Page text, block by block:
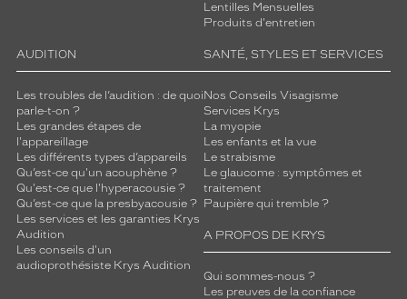
Lentilles Mensuelles
Produits d'entretien
AUDITION
Les troubles de l’audition : de quoi
parle-t-on ?
Les grandes étapes de
l'appareillage
Les différents types d’appareils
Qu’est-ce qu'un acouphène ?
Qu'est-ce que l'hyperacousie ?
Qu’est-ce que la presbyacousie ?
Les services et les garanties Krys
Audition
Les conseils d'un
audioprothésiste Krys Audition
SANTÉ, STYLES ET SERVICES
Nos Conseils Visagisme
Services Krys
La myopie
Les enfants et la vue
Le strabisme
Le glaucome : symptômes et
traitement
Paupière qui tremble ?
A PROPOS DE KRYS
Qui sommes-nous ?
Les preuves de la confiance